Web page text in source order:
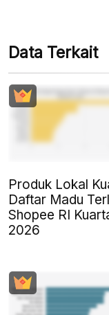
Data Terkait
Produk Lokal
Daftar Madu
Shopee RI
2026